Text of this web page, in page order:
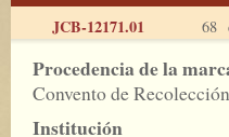
JCB-12171.01 68
Procedencia de la
Convento de
Institución